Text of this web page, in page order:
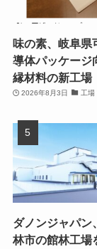
味の素、岐阜県
導体パッケージ
縁材料の新工場
2026年8月3日 工場
ダノンジャパン
林市の館林工場